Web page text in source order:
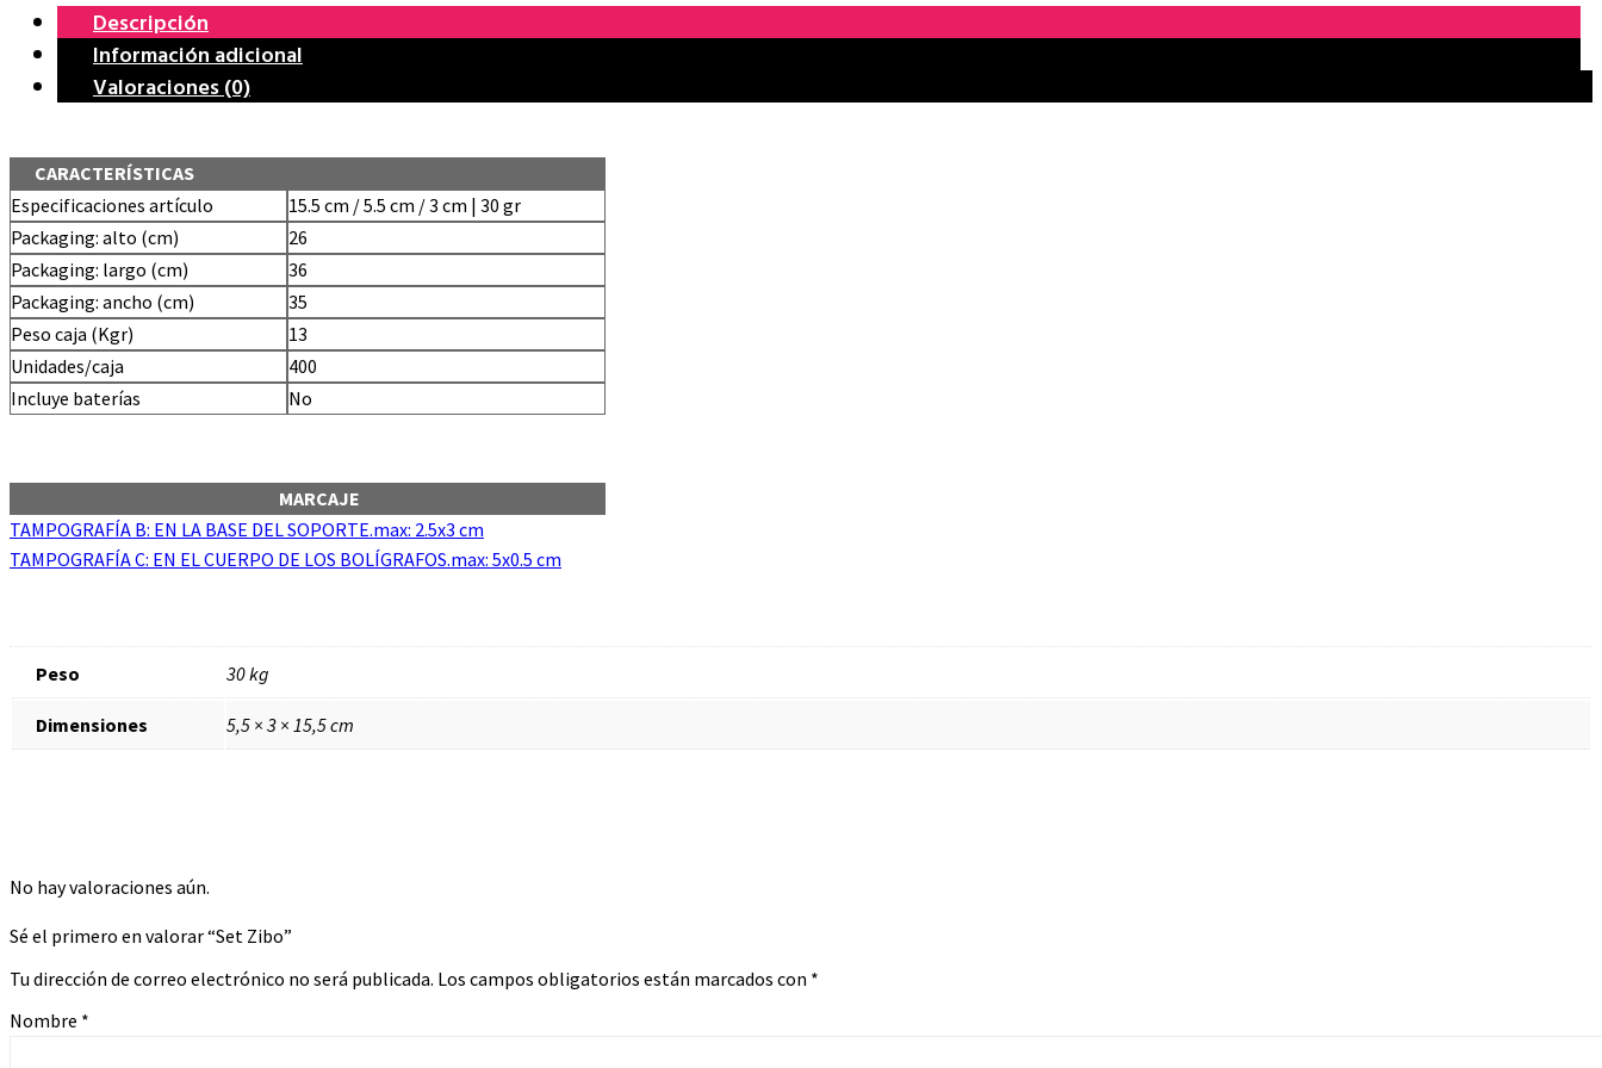
Descripción
Información adicional
Valoraciones (0)
CARACTERÍSTICAS
Especificaciones artículo
15.5 cm / 5.5 cm / 3 cm | 30 gr
Packaging: alto (cm)
26
Packaging: largo (cm)
36
Packaging: ancho (cm)
35
Peso caja (Kgr)
13
Unidades/caja
400
Incluye baterías
No
MARCAJE
TAMPOGRAFÍA B: EN LA BASE DEL SOPORTE.max: 2.5x3 cm
TAMPOGRAFÍA C: EN EL CUERPO DE LOS BOLÍGRAFOS.max: 5x0.5 cm
Peso 30 kg
Dimensiones 5,5 × 3 × 15,5 cm
No hay valoraciones aún.
Sé el primero en valorar “Set Zibo”
Tu dirección de correo electrónico no será publicada. Los campos obligatorios están marcados con *
Nombre *